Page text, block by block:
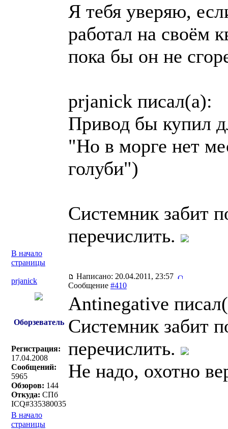
Я тебя уверяю,
работал на своём
пока бы он не
prjanick писал(a):
Привод бы купил
"Но в морге нет
голуби")
Системник забит
перечислить.
В начало
страницы
prjanick
Написано: 20.04.2011, 23:57
Сообщение #410
Оборзеватель
Регистрация:
17.04.2008
Сообщений:
5965
Обзоров: 144
Откуда: СПб
ICQ#335380035
Antinegative
Системник забит
перечислить.
Не надо, охотно
В начало
страницы